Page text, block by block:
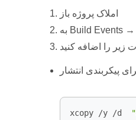
املاک پروژه باز
xcopy /y /d "